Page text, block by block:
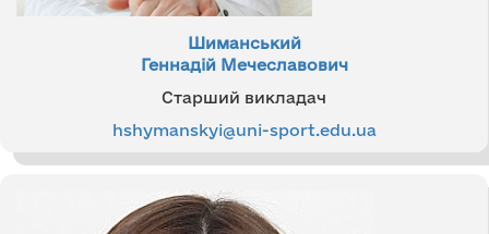
Шиманський
Геннадій Мечеславович
Старший викладач
hshymanskyi@uni-sport.edu.ua